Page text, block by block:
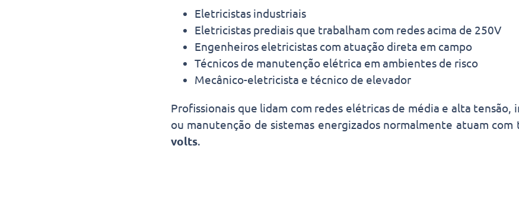
Eletricistas industriais
Eletricistas prediais que trabalham com redes acima de 250V
Engenheiros eletricistas com atuação direta em campo
Técnicos de manutenção elétrica em ambientes de risco
Mecânico-eletricista e técnico de elevador
Profissionais que lidam com redes elétricas de média e alta tensão,
ou manutenção de sistemas energizados normalmente atuam
volts.